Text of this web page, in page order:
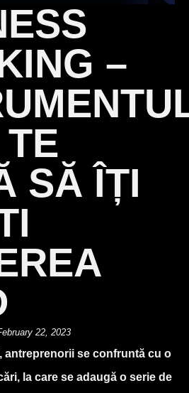
–
SĂ ÎȚI
22, 2023
antreprenorii se confruntă cu o
la care se adaugă o serie de